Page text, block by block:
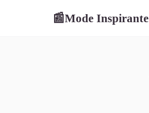
📰Mode Inspirante